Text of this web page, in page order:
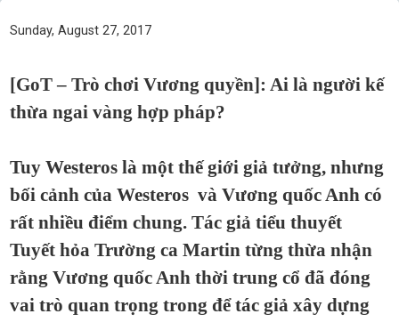
Sunday, August 27, 2017
[GoT – Trò chơi Vương quyền]: Ai là người kế
thừa ngai vàng hợp pháp?
Tuy Westeros là một thế giới giả tưởng, nhưng
bối cảnh của Westeros và Vương quốc Anh có
rất nhiều điểm chung. Tác giả tiểu thuyết
Tuyết hỏa Trường ca Martin từng thừa nhận
rằng Vương quốc Anh thời trung cổ đã đóng
vai trò quan trọng trong để tác giả xây dựng